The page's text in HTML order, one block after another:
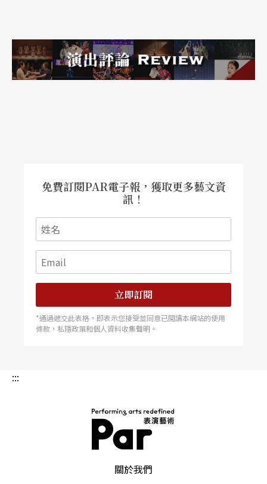
免費訂閱PAR電子報，獲取更多藝文資
訊！
立即訂閱
*通過遞交此表格，即表示您接受並同意已閱讀本網站的使用
條款，私隱政策和個人資料收集聲明。
:::
關於我們